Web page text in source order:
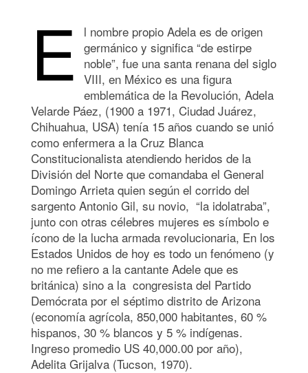
E
l nombre propio Adela es de origen
germánico y significa “de estirpe
noble”, fue una santa renana del siglo
VIII, en México es una figura
emblemática de la Revolución, Adela
Velarde Páez, (1900 a 1971, Ciudad Juárez,
Chihuahua, USA) tenía 15 años cuando se unió
como enfermera a la Cruz Blanca
Constitucionalista atendiendo heridos de la
División del Norte que comandaba el General
Domingo Arrieta quien según el corrido del
sargento Antonio Gil, su novio, “la idolatraba”,
junto con otras célebres mujeres es símbolo e
ícono de la lucha armada revolucionaria, En los
Estados Unidos de hoy es todo un fenómeno (y
no me refiero a la cantante Adele que es
británica) sino a la congresista del Partido
Demócrata por el séptimo distrito de Arizona
(economía agrícola, 850,000 habitantes, 60 %
hispanos, 30 % blancos y 5 % indígenas.
Ingreso promedio US 40,000.00 por año),
Adelita Grijalva (Tucson, 1970).